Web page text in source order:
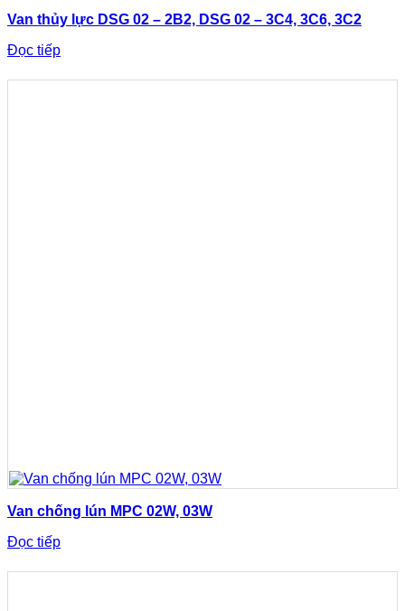
Van thủy lực DSG 02 – 2B2, DSG 02 – 3C4, 3C6, 3C2
Đọc tiếp
Van chống lún MPC 02W, 03W
Đọc tiếp